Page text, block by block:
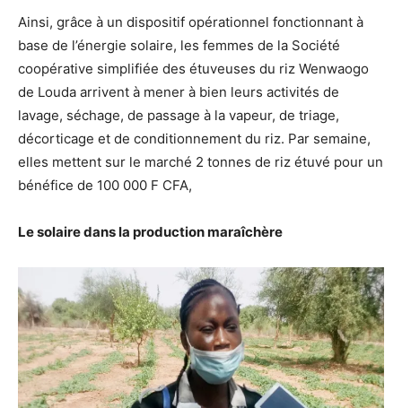
Ainsi, grâce à un dispositif opérationnel fonctionnant à
base de l’énergie solaire, les femmes de la Société
coopérative simplifiée des étuveuses du riz Wenwaogo
de Louda arrivent à mener à bien leurs activités de
lavage, séchage, de passage à la vapeur, de triage,
décorticage et de conditionnement du riz. Par semaine,
elles mettent sur le marché 2 tonnes de riz étuvé pour un
bénéfice de 100 000 F CFA,
Le solaire dans la production maraîchère